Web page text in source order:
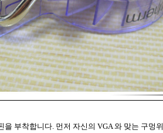
을 부착합니다. 먼저 자신의 VGA 와 맞는 구멍